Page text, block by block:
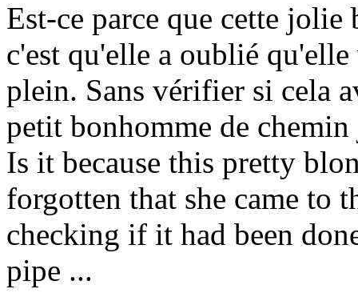
Est-ce parce que cette jolie
c'est qu'elle a oublié
plein. Sans vérifier si cela
petit bonhomme de
Is it because this pretty
forgotten that she came to
checking if it had been
pipe ...